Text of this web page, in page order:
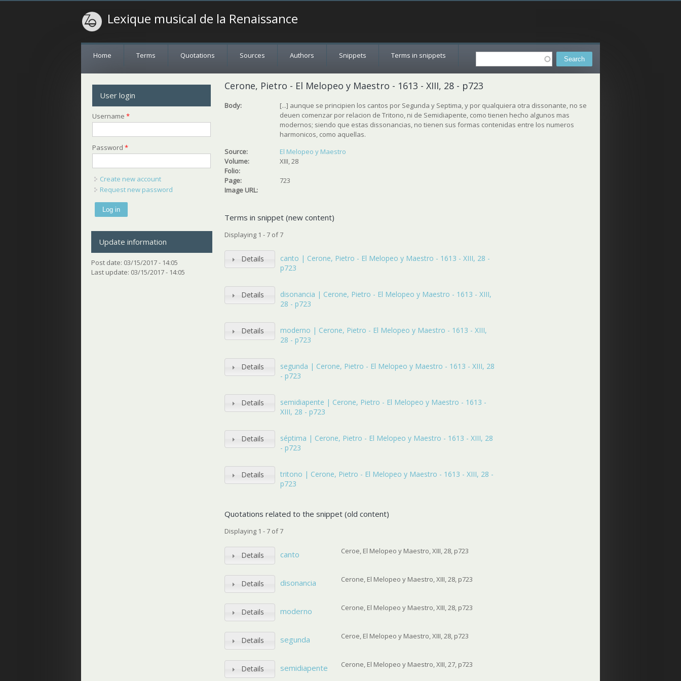
Lexique musical de la Renaissance
Search
Home Terms Quotations Sources Authors Snippets Terms in snippets
Cerone, Pietro - El Melopeo y Maestro - 1613 - XIII, 28 - p723
Body:
[...] aunque se principien los cantos por Segunda y Septima, y por qualquiera otra dissonante, no se
deuen comenzar por relacion de Tritono, ni de Semidiapente, como tienen hecho algunos mas
modernos; siendo que estas dissonancias, no tienen sus formas contenidas entre los numeros
harmonicos, como aquellas.
Source:
El Melopeo y Maestro
Volume:
XIII, 28
Folio:
Page:
723
Image URL:
Terms in snippet (new content)
Displaying 1 - 7 of 7
Details
canto | Cerone, Pietro - El Melopeo y Maestro - 1613 - XIII, 28 -
p723
Details
disonancia | Cerone, Pietro - El Melopeo y Maestro - 1613 - XIII,
28 - p723
Details
moderno | Cerone, Pietro - El Melopeo y Maestro - 1613 - XIII,
28 - p723
Details
segunda | Cerone, Pietro - El Melopeo y Maestro - 1613 - XIII, 28
- p723
Details
semidiapente | Cerone, Pietro - El Melopeo y Maestro - 1613 -
XIII, 28 - p723
Details
séptima | Cerone, Pietro - El Melopeo y Maestro - 1613 - XIII, 28
- p723
Details
tritono | Cerone, Pietro - El Melopeo y Maestro - 1613 - XIII, 28 -
p723
Quotations related to the snippet (old content)
Displaying 1 - 7 of 7
Details canto Ceroe, El Melopeo y Maestro, XIII, 28, p723
Details disonancia Cerone, El Melopeo y Maestro, XIII, 28, p723
Details moderno Cerone, El Melopeo y Maestro, XIII, 28, p723
Details segunda Ceroe, El Melopeo y Maestro, XIII, 28, p723
Details semidiapente Cerone, El Melopeo y Maestro, XIII, 27, p723
User login
Username*
Password*
Create new account
Request new password
Update information
Post date: 03/15/2017 - 14:05
Last update: 03/15/2017 - 14:05